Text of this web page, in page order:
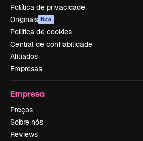
Política de privacidade
Originais New
Política de cookies
Central de confiabilidade
Afiliados
Empresas
Empresa
Preços
Sobre nós
Reviews